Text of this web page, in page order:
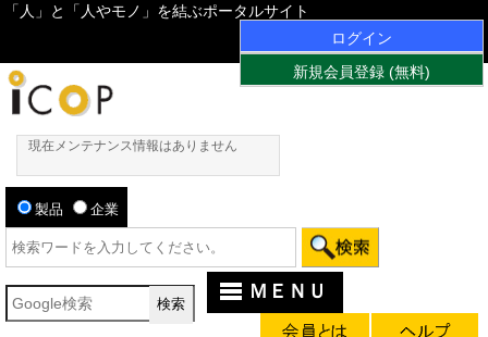
「人」と「人やモノ」を結ぶポータルサイト
ログイン
新規会員登録 (無料)
現在メンテナンス情報はありません
製品 企業
ＭＥＮＵ